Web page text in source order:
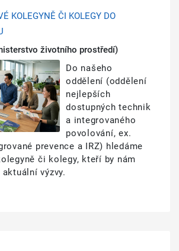
KOLEGYNĚ ČI KOLEGY DO
životního prostředí)
Do našeho
oddělení (oddělení
nejlepších
dostupných technik
a integrovaného
povolování, ex.
prevence a IRZ) hledáme
či kolegy, kteří by nám
výzvy.